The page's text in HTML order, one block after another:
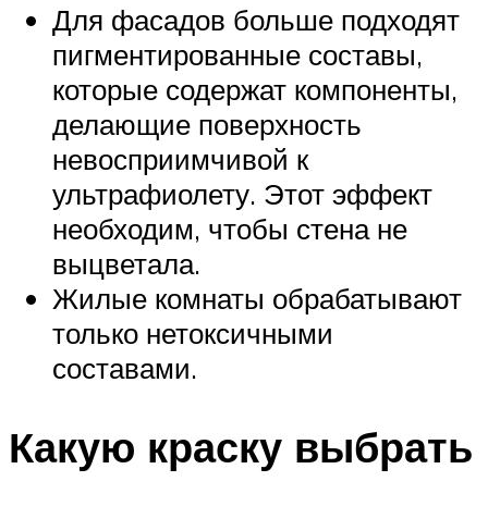
Для фасадов больше подходят
пигментированные составы,
которые содержат компоненты,
делающие поверхность
невосприимчивой к
ультрафиолету. Этот эффект
необходим, чтобы стена не
выцветала.
Жилые комнаты обрабатывают
только нетоксичными
составами.
Какую краску выбрать